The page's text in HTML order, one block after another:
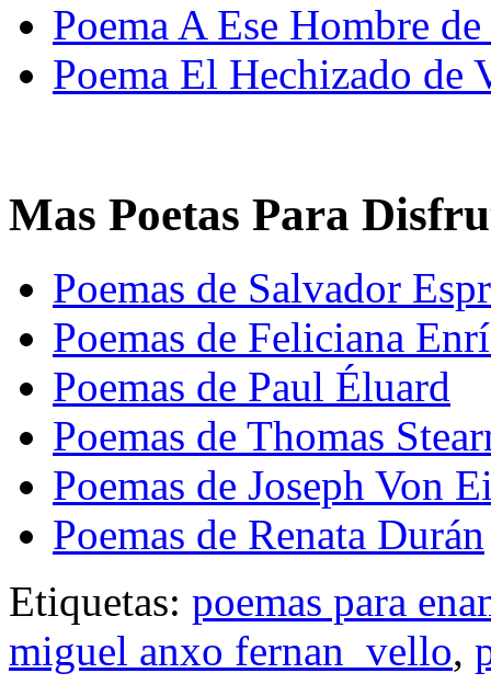
Poema A Ese Hombre
Poema El Hechizado de
Mas Poetas Para
Poemas de Salvador
Poemas de Feliciana
Poemas de Paul Éluard
Poemas de Thomas
Poemas de Joseph Von
Poemas de Renata Durán
Etiquetas: poemas para
miguel anxo fernan_vello,